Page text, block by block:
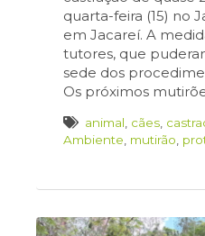
quarta-feira (15) no
em Jacareí. A
tutores, que
sede dos
Os próximos
animal cães
Ambiente mutirão